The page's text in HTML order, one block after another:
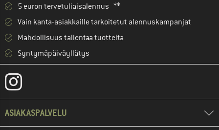
5 euron tervetuliaisalennus **
Vain kanta-asiakkaille tarkoitetut alennuskampanjat
Mahdollisuus tallentaa tuotteita
Syntymäpäiväyllätys
ASIAKASPALVELU